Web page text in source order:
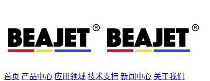
首页 产品中心 应用领域 技术支持 新闻中心 关于我们